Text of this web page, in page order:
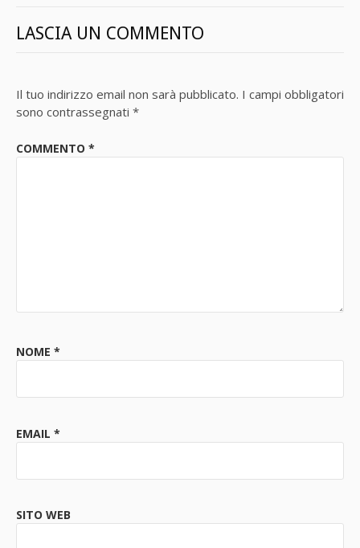
LASCIA UN COMMENTO
Il tuo indirizzo email non sarà pubblicato. I campi obbligatori
sono contrassegnati *
COMMENTO *
NOME *
EMAIL *
SITO WEB